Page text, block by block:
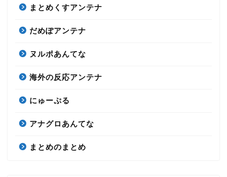
まとめくすアンテナ
だめぽアンテナ
ヌルポあんてな
海外の反応アンテナ
にゅーぷる
アナグロあんてな
まとめのまとめ